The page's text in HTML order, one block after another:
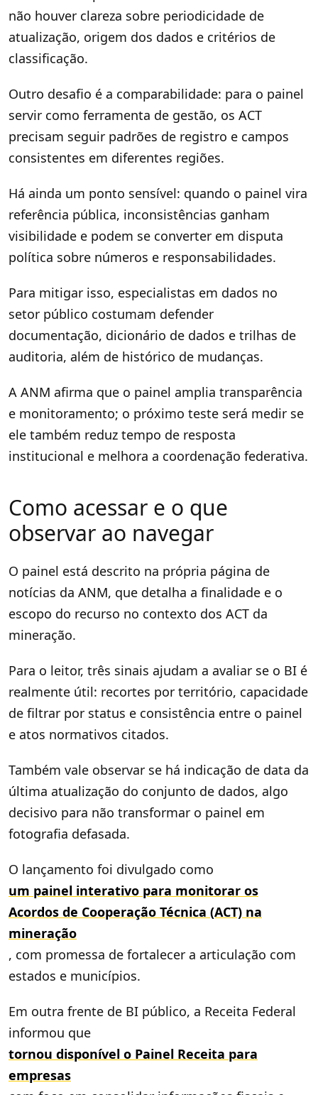
não houver clareza sobre periodicidade de
atualização, origem dos dados e critérios de
classificação.
Outro desafio é a comparabilidade: para o painel
servir como ferramenta de gestão, os ACT
precisam seguir padrões de registro e campos
consistentes em diferentes regiões.
Há ainda um ponto sensível: quando o painel vira
referência pública, inconsistências ganham
visibilidade e podem se converter em disputa
política sobre números e responsabilidades.
Para mitigar isso, especialistas em dados no
setor público costumam defender
documentação, dicionário de dados e trilhas de
auditoria, além de histórico de mudanças.
A ANM afirma que o painel amplia transparência
e monitoramento; o próximo teste será medir se
ele também reduz tempo de resposta
institucional e melhora a coordenação federativa.
Como acessar e o que
observar ao navegar
O painel está descrito na própria página de
notícias da ANM, que detalha a finalidade e o
escopo do recurso no contexto dos ACT da
mineração.
Para o leitor, três sinais ajudam a avaliar se o BI é
realmente útil: recortes por território, capacidade
de filtrar por status e consistência entre o painel
e atos normativos citados.
Também vale observar se há indicação de data da
última atualização do conjunto de dados, algo
decisivo para não transformar o painel em
fotografia defasada.
O lançamento foi divulgado como
um painel interativo para monitorar os
Acordos de Cooperação Técnica (ACT) na
mineração
, com promessa de fortalecer a articulação com
estados e municípios.
Em outra frente de BI público, a Receita Federal
informou que
tornou disponível o Painel Receita para
empresas